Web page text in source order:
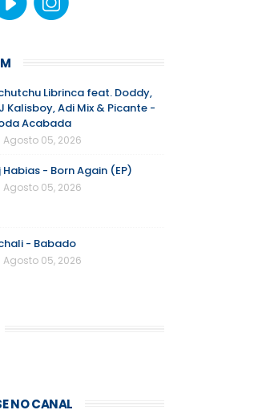
Librinca feat. Doddy,
Kalisboy, Adi Mix & Picante -
Acabada
Agosto 05, 2026
Habias - Born Again (EP)
Agosto 05, 2026
- Babado
Agosto 05, 2026
NO CANAL